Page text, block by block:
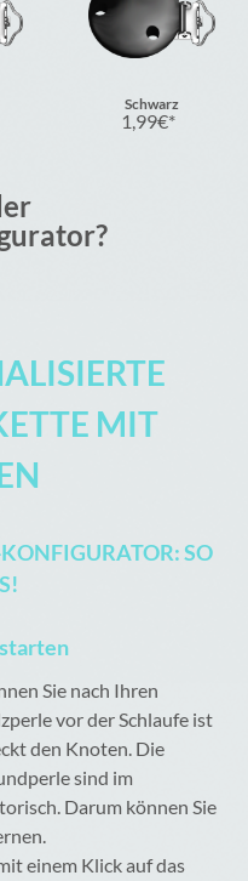
Schwarz
1,99€
MIT
SO
Sie nach Ihren
vor der Schlaufe ist
den Knoten. Die
sind im
Darum können Sie
einem Klick auf das